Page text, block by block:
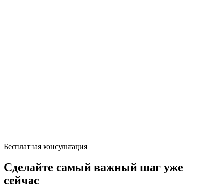
Бесплатная консультация
Сделайте самый важный шаг уже
сейчас